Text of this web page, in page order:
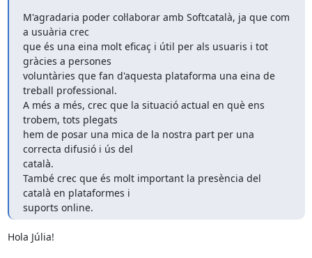
M'agradaria poder col·laborar amb Softcatalà, ja que com
a usuària crec
que és una eina molt eficaç i útil per als usuaris i tot
gràcies a persones
voluntàries que fan d'aquesta plataforma una eina de
treball professional.
A més a més, crec que la situació actual en què ens
trobem, tots plegats
hem de posar una mica de la nostra part per una
correcta difusió i ús del
català.
També crec que és molt important la presència del
català en plataformes i
suports online.
Hola Júlia!